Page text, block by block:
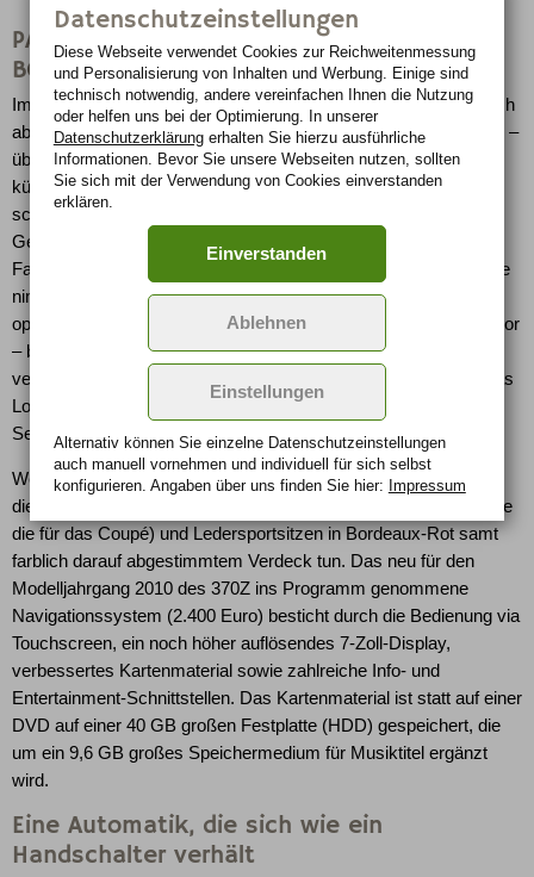
PACK-Version mit schwarzem Leder und
BOSE®-Sound
Im 44.490 Euro teuren 370Z Roadster PACK kommen zusätzlich
ab Werk ein BOSE® Audio System, neu entwickelte „Air Seats“ –
über Drehregler auf der Mittelkonsole zugleich beheiz- wie
kühlbar – eine Schaltpositions-Anzeige, eine Sitzheizung,
schwarze Lederpolster und eine Cruise Control mit
Geschwindigkeitsbegrenzer hinzu. Als Bonbon für sportliche
Fahrer spendiert Nissan obendrein die Synchro Rev Control. Sie
nimmt über ein kurzes Zwischengasmanöver automatisch eine
optimale Drehzahlanpassung beim Hoch- und Runterschalten vor
– besser, als es die Hacke-Spitze-Technik eines noch so
versierten Piloten könnte. Ein Berganfahrassistent erleichtert das
Losfahren an Steigungen, indem die Bremsen noch einige
Sekunden lang festgehalten werden.
Wer den 370Z Roadster PACK noch weiter aufwerten will, kann
dies mit 19 Zoll großen RAYS-Felgen (im identischen Design wie
die für das Coupé) und Ledersportsitzen in Bordeaux-Rot samt
farblich darauf abgestimmtem Verdeck tun. Das neu für den
Modelljahrgang 2010 des 370Z ins Programm genommene
Navigationssystem (2.400 Euro) besticht durch die Bedienung via
Touchscreen, ein noch höher auflösendes 7-Zoll-Display,
verbessertes Kartenmaterial sowie zahlreiche Info- und
Entertainment-Schnittstellen. Das Kartenmaterial ist statt auf einer
DVD auf einer 40 GB großen Festplatte (HDD) gespeichert, die
um ein 9,6 GB großes Speichermedium für Musiktitel ergänzt
wird.
Eine Automatik, die sich wie ein
Handschalter verhält
Datenschutzeinstellungen
Diese Webseite verwendet Cookies zur Reichweiten­messung
und Personalisierung von Inhalten und Werbung. Einige sind
technisch notwendig, andere vereinfachen Ihnen die Nutzung
oder helfen uns bei der Optimierung. In unserer
Datenschutzerklärungerhalten Sie hierzu ausführliche
Informationen. Bevor Sie unsere Webseiten nutzen, sollten
Sie sich mit der Verwendung von Cookies einverstanden
erklären.
Einverstanden
Ablehnen
Einstellungen
Alternativ können Sie einzelne Datenschutz­ein­stellungen
auch manuell vor­nehmen und indivi­duell für sich selbst
konfigurieren. Angaben über uns finden Sie hier: Impressum